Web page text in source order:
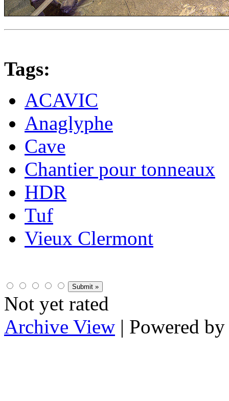
Tags:
ACAVIC
Anaglyphe
Cave
Chantier pour tonneaux
HDR
Tuf
Vieux Clermont
Not yet rated
Archive View | Powered